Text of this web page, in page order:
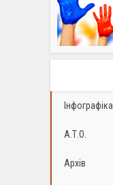
Інфографіка
А.Т.О.
Архів